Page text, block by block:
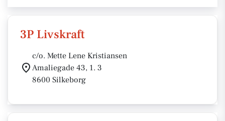
3P Livskraft
c/o. Mette Lene Kristiansen
Amaliegade 43, 1. 3
8600 Silkeborg